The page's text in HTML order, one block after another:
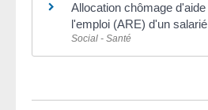
Allocation chômage
l'emploi (ARE) d'un
Social - Santé